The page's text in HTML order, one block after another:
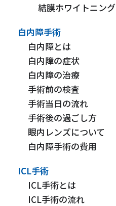
結膜ホワイトニング
白内障手術
白内障とは
白内障の症状
白内障の治療
手術前の検査
手術当日の流れ
手術後の過ごし方
眼内レンズについて
白内障手術の費用
ICL手術
ICL手術とは
ICL手術の流れ